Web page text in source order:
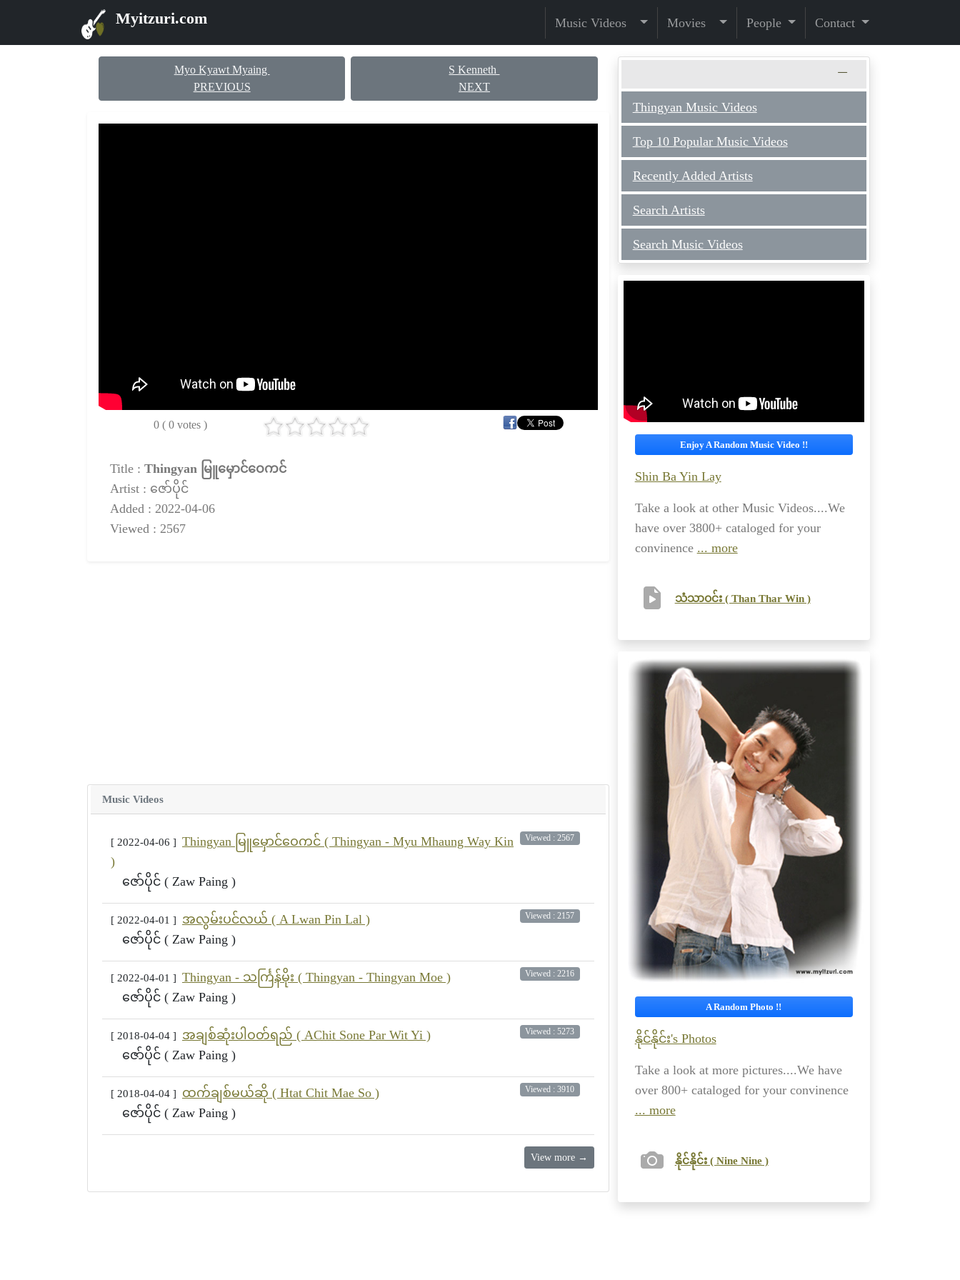
Myitzuri.com Music Videos Movies People Contact
Myo Kyawt Myaing
PREVIOUS
S Kenneth
NEXT
0 ( 0 votes )
Title : Thingyan မြူမှောင်ဝေကင်
Artist : ဇော်ပိုင်
Added : 2022-04-06
Viewed : 2567
Music Videos
[ 2022-04-06 ] Thingyan မြူမှောင်ဝေကင် ( Thingyan - Myu Mhaung Way Kin
)
ဇော်ပိုင် ( Zaw Paing )
Viewed : 2567
[ 2022-04-01 ] အလွမ်းပင်လယ် ( A Lwan Pin Lal )
ဇော်ပိုင် ( Zaw Paing )
Viewed : 2157
[ 2022-04-01 ] Thingyan - သင်္ကြန်မိုး ( Thingyan - Thingyan Moe )
ဇော်ပိုင် ( Zaw Paing )
Viewed : 2216
[ 2018-04-04 ] အချစ်ဆုံးပါဝတ်ရည် ( AChit Sone Par Wit Yi )
ဇော်ပိုင် ( Zaw Paing )
Viewed : 5273
[ 2018-04-04 ] ထက်ချစ်မယ်ဆို ( Htat Chit Mae So )
ဇော်ပိုင် ( Zaw Paing )
Viewed : 3910
View more →
Thingyan Music Videos
Top 10 Popular Music Videos
Recently Added Artists
Search Artists
Search Music Videos
Enjoy A Random Music Video !!
Shin Ba Yin Lay
Take a look at other Music Videos....We
have over 3800+ cataloged for your
convinence ... more
သံသာဝင်း ( Than Thar Win )
A Random Photo !!
နိုင်နိုင်း's Photos
Take a look at more pictures....We have
over 800+ cataloged for your convinence
... more
နိုင်နိုင်း ( Nine Nine )